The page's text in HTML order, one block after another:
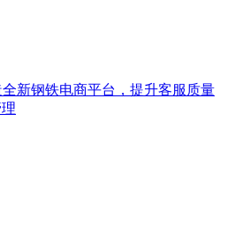
新钢铁电商平台，提升客服质量